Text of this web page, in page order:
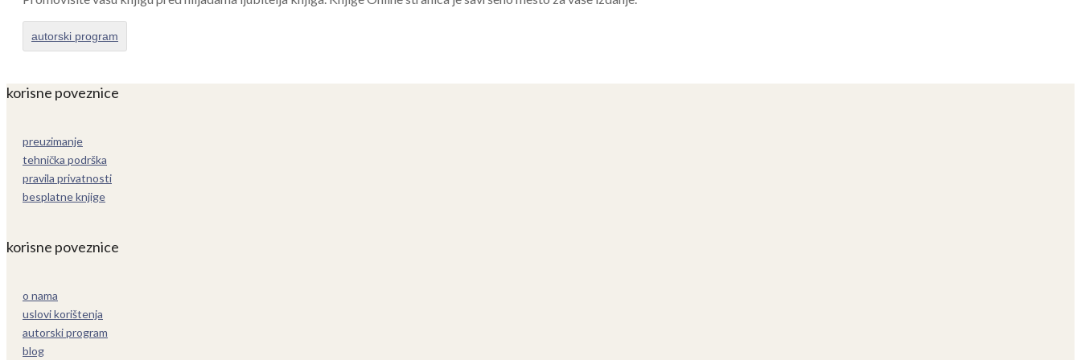
autorski program
korisne poveznice
preuzimanje
tehnička podrška
pravila privatnosti
besplatne knjige
korisne poveznice
o nama
uslovi korištenja
autorski program
blog